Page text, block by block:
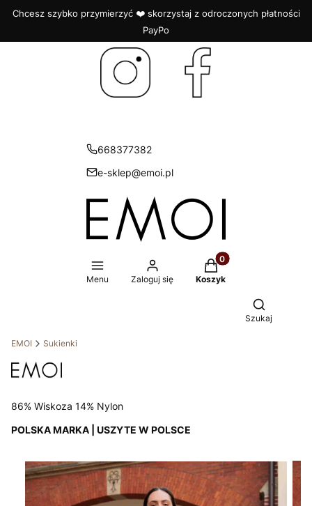
Chcesz szybko przymierzyć ❤️ skorzystaj z odroczonych płatności
PayPo
668377382
e-sklep@emoi.pl
Menu Zaloguj się
Produkty w
Koszyk
Otwórz
Szukaj
EMOI Sukienki
86% Wiskoza 14% Nylon
POLSKA MARKA | USZYTE W POLSCE